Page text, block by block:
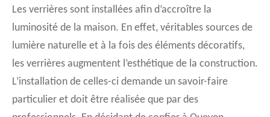
Les verrières sont installées afin d’accroître la
luminosité de la maison. En effet, véritables sources de
lumière naturelle et à la fois des éléments décoratifs,
les verrières augmentent l’esthétique de la construction.
L’installation de celles-ci demande un savoir-faire
particulier et doit être réalisée que par des